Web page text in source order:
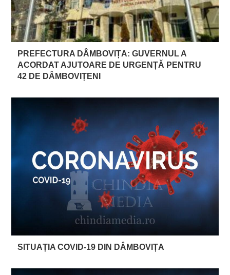
PREFECTURA DÂMBOVIȚA: GUVERNUL A
ACORDAT AJUTOARE DE URGENȚĂ PENTRU
42 DE DÂMBOVIȚENI
SITUAȚIA COVID-19 DIN DÂMBOVIȚA